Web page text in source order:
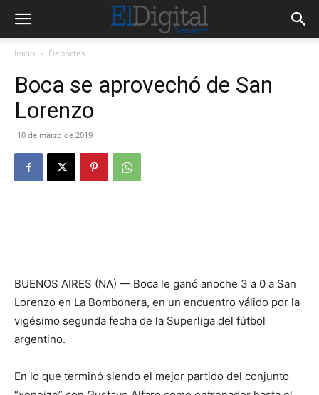
Inicio Deportes
Boca se aprovechó de San
Lorenzo
10 de marzo de 2019
BUENOS AIRES (NA) — Boca le ganó anoche 3 a 0 a San
Lorenzo en La Bombonera, en un encuentro válido por la
vigésimo segunda fecha de la Superliga del fútbol
argentino.
En lo que terminó siendo el mejor partido del conjunto